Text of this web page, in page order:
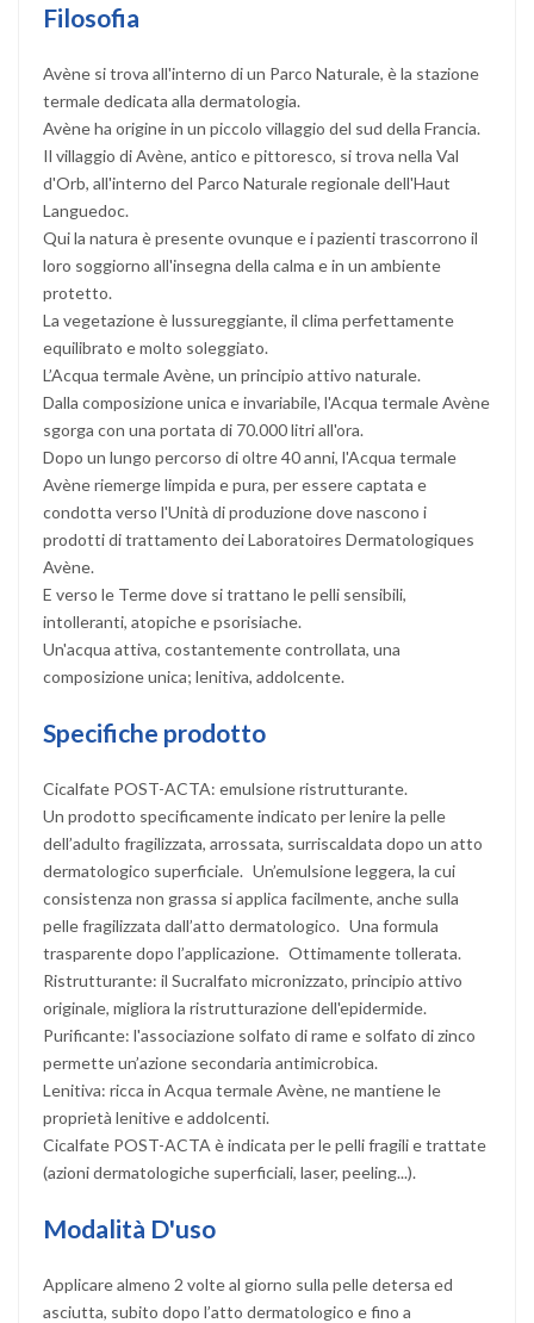
Filosofia
Avène si trova all'interno di un Parco Naturale, è la stazione
termale dedicata alla dermatologia.
Avène ha origine in un piccolo villaggio del sud della Francia.
Il villaggio di Avène, antico e pittoresco, si trova nella Val
d'Orb, all'interno del Parco Naturale regionale dell'Haut
Languedoc.
Qui la natura è presente ovunque e i pazienti trascorrono il
loro soggiorno all'insegna della calma e in un ambiente
protetto.
La vegetazione è lussureggiante, il clima perfettamente
equilibrato e molto soleggiato.
L’Acqua termale Avène, un principio attivo naturale.
Dalla composizione unica e invariabile, l'Acqua termale Avène
sgorga con una portata di 70.000 litri all'ora.
Dopo un lungo percorso di oltre 40 anni, l'Acqua termale
Avène riemerge limpida e pura, per essere captata e
condotta verso l'Unità di produzione dove nascono i
prodotti di trattamento dei Laboratoires Dermatologiques
Avène.
E verso le Terme dove si trattano le pelli sensibili,
intolleranti, atopiche e psorisiache.
Un'acqua attiva, costantemente controllata, una
composizione unica; lenitiva, addolcente.
Specifiche prodotto
Cicalfate POST-ACTA: emulsione ristrutturante.
Un prodotto specificamente indicato per lenire la pelle
dell’adulto fragilizzata, arrossata, surriscaldata dopo un atto
dermatologico superficiale. Un’emulsione leggera, la cui
consistenza non grassa si applica facilmente, anche sulla
pelle fragilizzata dall’atto dermatologico. Una formula
trasparente dopo l’applicazione. Ottimamente tollerata.
Ristrutturante: il Sucralfato micronizzato, principio attivo
originale, migliora la ristrutturazione dell'epidermide.
Purificante: l'associazione solfato di rame e solfato di zinco
permette un’azione secondaria antimicrobica.
Lenitiva: ricca in Acqua termale Avène, ne mantiene le
proprietà lenitive e addolcenti.
Cicalfate POST-ACTA è indicata per le pelli fragili e trattate
(azioni dermatologiche superficiali, laser, peeling...).
Modalità D'uso
Applicare almeno 2 volte al giorno sulla pelle detersa ed
asciutta, subito dopo l’atto dermatologico e fino a